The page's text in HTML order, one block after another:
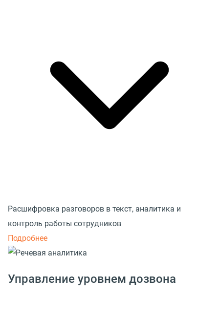
Расшифровка разговоров в текст, аналитика и
контроль работы сотрудников
Подробнее
Управление уровнем дозвона